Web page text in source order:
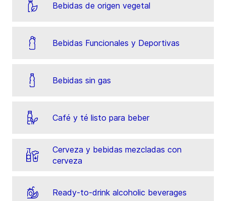
Bebidas de origen vegetal
Bebidas Funcionales y Deportivas
Bebidas sin gas
Café y té listo para beber
Cerveza y bebidas mezcladas con
cerveza
Ready-to-drink alcoholic beverages